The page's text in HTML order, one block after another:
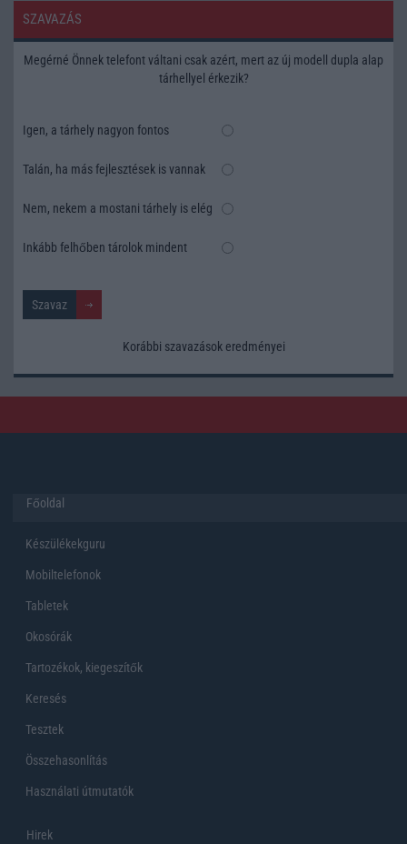
SZAVAZÁS
Megérné Önnek telefont váltani csak azért, mert az új modell dupla alap
tárhellyel érkezik?
Igen, a tárhely nagyon fontos
Talán, ha más fejlesztések is vannak
Nem, nekem a mostani tárhely is elég
Inkább felhőben tárolok mindent
Korábbi szavazások eredményei
Főoldal
Készülékekguru
Mobiltelefonok
Tabletek
Okosórák
Tartozékok, kiegeszítők
Keresés
Tesztek
Összehasonlítás
Használati útmutatók
Hirek